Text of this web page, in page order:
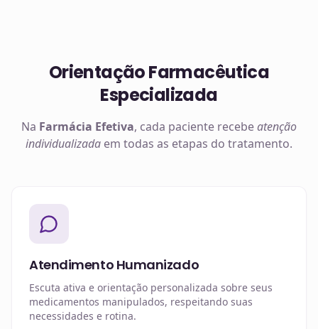
Orientação Farmacêutica
Especializada
Na Farmácia Efetiva, cada paciente recebeatenção
individualizada em todas as etapas do tratamento.
Atendimento Humanizado
Escuta ativa e orientação personalizada sobre seus
medicamentos manipulados, respeitando suas
necessidades e rotina.